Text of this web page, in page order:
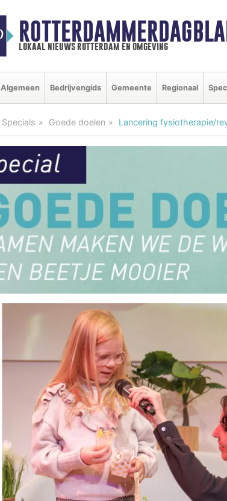
lokaal nieuws rotterdam en omgeving
Algemeen Bedrijvengids Gemeente Regionaal
Specials Goede doelen Lancering fysiotherapie/